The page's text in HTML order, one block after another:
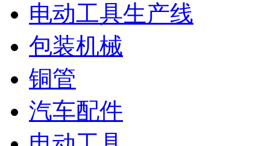
电动工具生产线
包装机械
铜管
汽车配件